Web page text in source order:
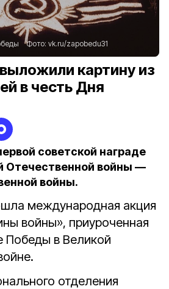
Фото: vk.ru/zapobedu31
картину из
в честь Дня
советской награде
Отечественной войны —
войны.
международная акция
войны», приуроченная
Победы в Великой
отделения